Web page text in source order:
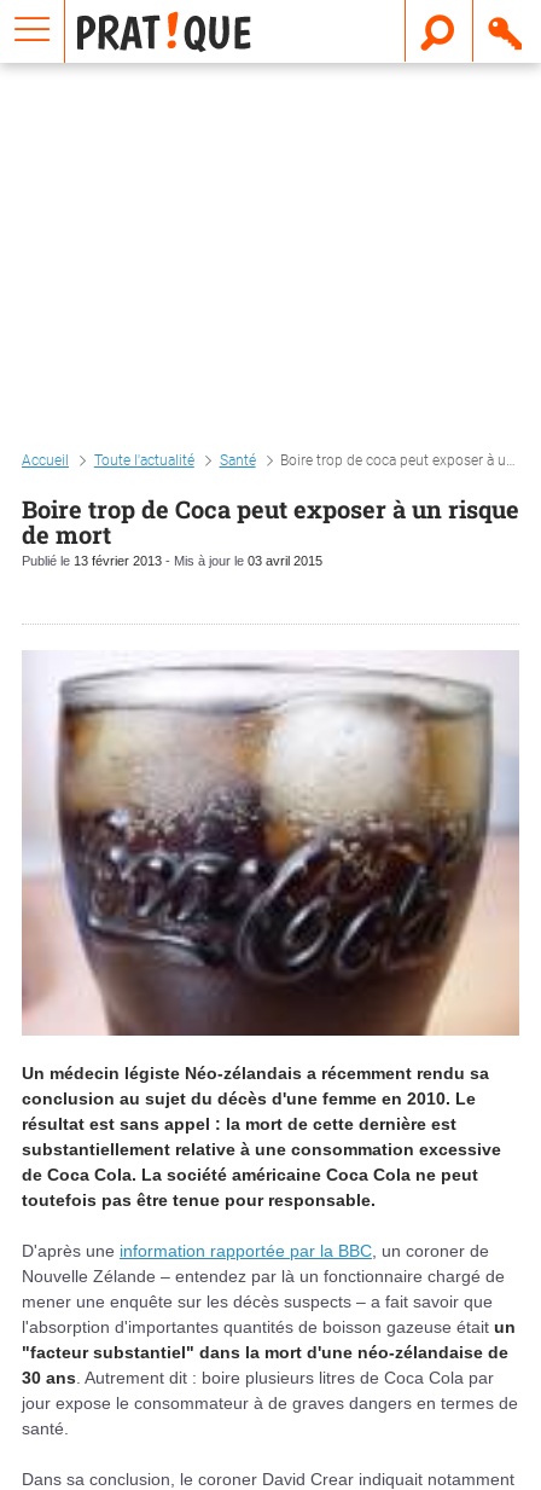
Accueil Toute l'actualité Santé Boire trop de coca peut exposer à un risque de mort
Boire trop de Coca peut exposer à un risque
de mort
Publié le 13 février 2013 - Mis à jour le 03 avril 2015
Un médecin légiste Néo-zélandais a récemment rendu sa
conclusion au sujet du décès d'une femme en 2010. Le
résultat est sans appel : la mort de cette dernière est
substantiellement relative à une consommation excessive
de Coca Cola. La société américaine Coca Cola ne peut
toutefois pas être tenue pour responsable.
D'après une information rapportée par la BBC , un coroner de
Nouvelle Zélande – entendez par là un fonctionnaire chargé de
mener une enquête sur les décès suspects – a fait savoir que
l'absorption d'importantes quantités de boisson gazeuse était un
"facteur substantiel" dans la mort d'une néo-zélandaise de
30 ans . Autrement dit : boire plusieurs litres de Coca Cola par
jour expose le consommateur à de graves dangers en termes de
santé.
Dans sa conclusion, le coroner David Crear indiquait notamment
E
m
a